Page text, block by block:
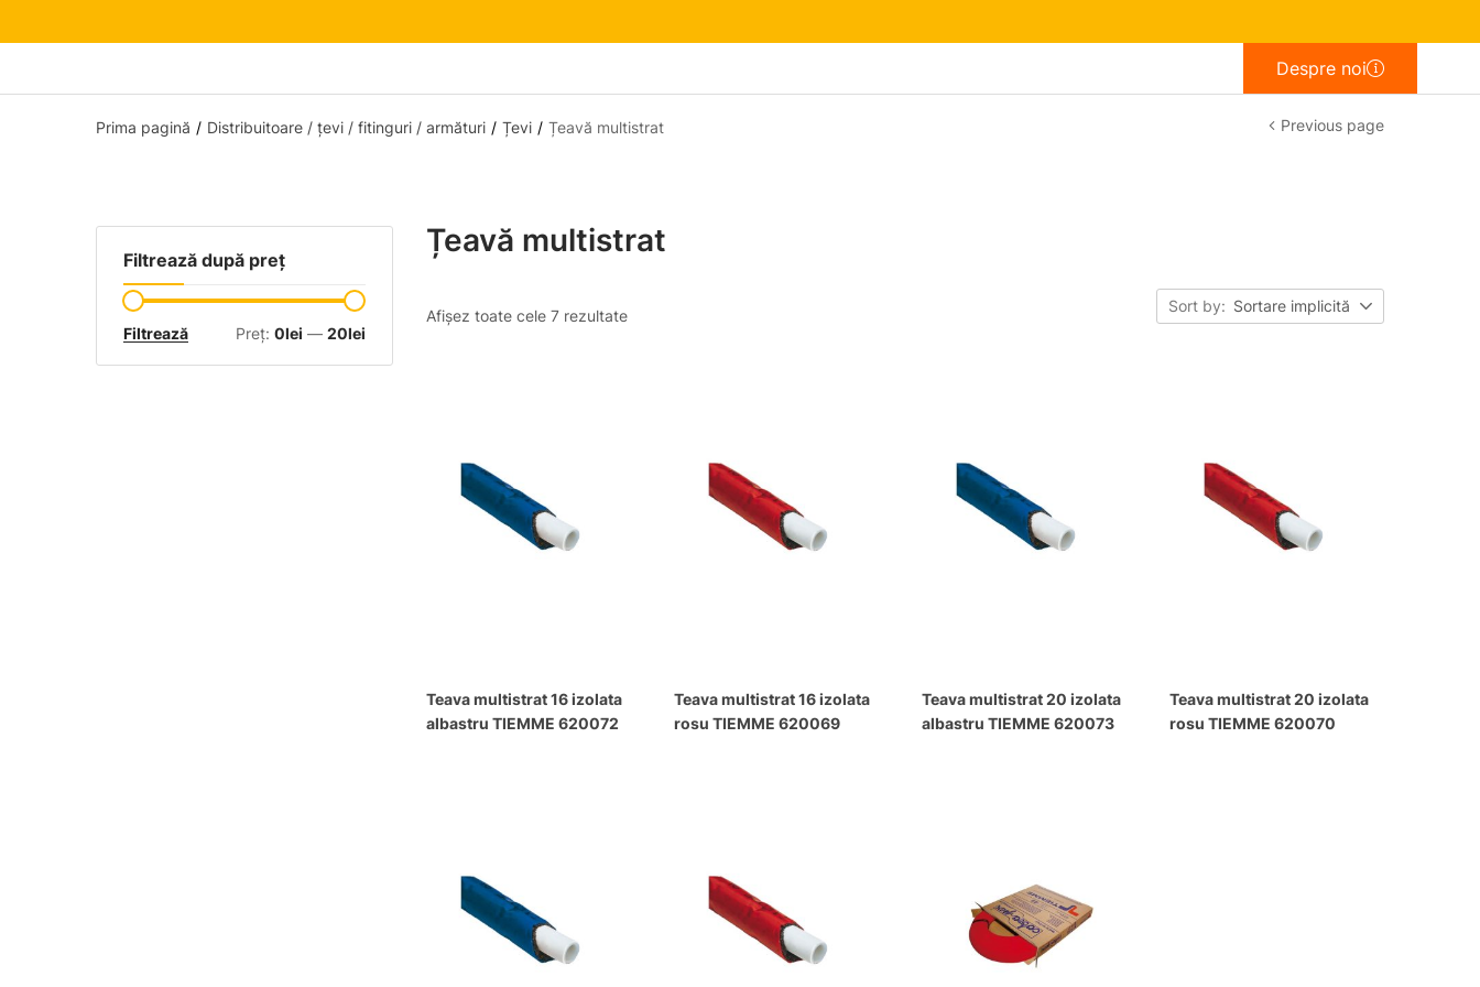
Despre noi
Prima pagină Distribuitoare / țevi / fitinguri / armături Țevi Țeavă multistrat Previous page
Filtrează după preț
Filtrează Preț: 0lei — 20lei
Țeavă multistrat
Afișez toate cele 7 rezultate
Sort by: Sortare implicită
Teava multistrat 16 izolata
albastru TIEMME 620072
Teava multistrat 16 izolata
rosu TIEMME 620069
Teava multistrat 20 izolata
albastru TIEMME 620073
Teava multistrat 20 izolata
rosu TIEMME 620070